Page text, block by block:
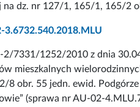
dz. nr 127/1, 165/1, 165/2
3.6732.540.2018.MLU
2/7331/1252/2010 z dnia
mieszkalnych
8 obr. 55 jedn. ewid.
(sprawa nr AU-02-